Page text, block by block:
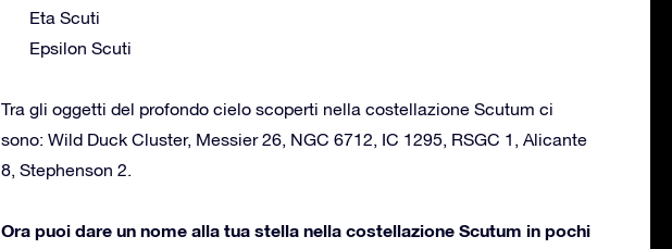
Eta Scuti
Epsilon Scuti
Tra gli oggetti del profondo cielo scoperti nella costellazione Scutum ci
sono: Wild Duck Cluster, Messier 26, NGC 6712, IC 1295, RSGC 1, Alicante
8, Stephenson 2.
Ora puoi dare un nome alla tua stella nella costellazione Scutum in pochi